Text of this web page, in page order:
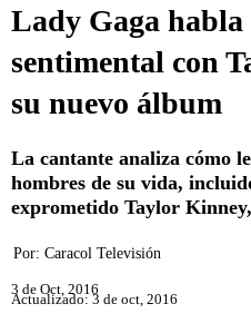
Lady Gaga
sentimental con
su nuevo álbum
La cantante analiza cómo
hombres de su vida,
exprometido Taylor
Por: Caracol Televisión
3 de Oct, 2016
Actualizado: 3 de oct, 2016